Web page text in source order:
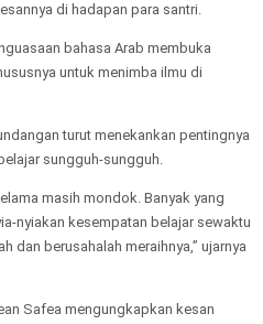
di hadapan para santri.
bahasa Arab membuka
untuk menimba ilmu di
turut menekankan pentingnya
sungguh-sungguh.
masih mondok. Banyak yang
nyiakan kesempatan belajar sewaktu
dan berusahalah meraihnya,” ujarnya
Safea mengungkapkan kesan